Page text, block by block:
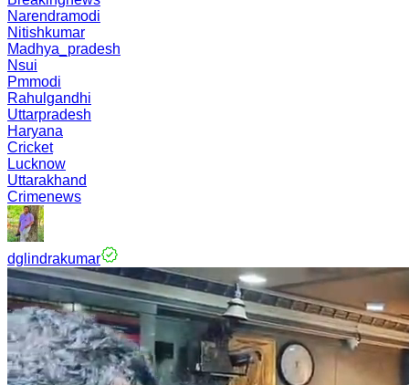
Narendramodi
Nitishkumar
Madhya_pradesh
Nsui
Pmmodi
Rahulgandhi
Uttarpradesh
Haryana
Cricket
Lucknow
Uttarakhand
Crimenews
dglindrakumar